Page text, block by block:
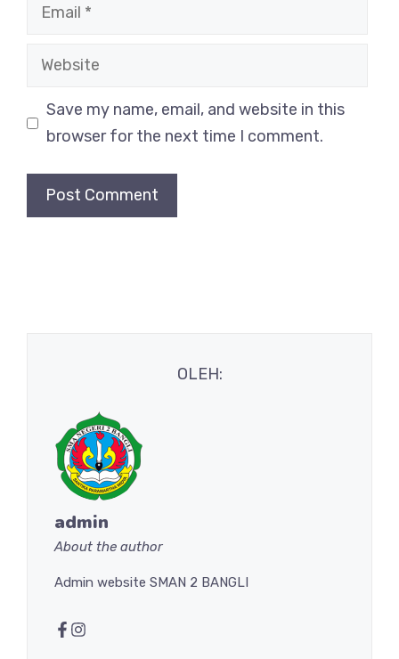
Website
Save my name, email, and website in this
browser for the next time I comment.
OLEH:
admin
About the author
Admin website SMAN 2 BANGLI